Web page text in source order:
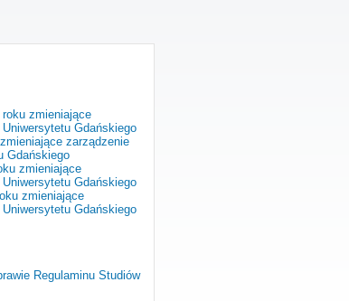
zmieniające
Gdańskiego
zarządzenie
Gdańskiego
zmieniające
Gdańskiego
zmieniające
Gdańskiego
Regulaminu Studiów